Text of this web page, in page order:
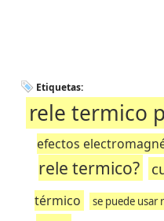
Etiquetas:
rele termico
efectos
rele termico?
térmico
se puede usar